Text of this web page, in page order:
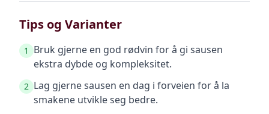
Tips og Varianter
1
Bruk gjerne en god rødvin for å gi sausen
ekstra dybde og kompleksitet.
2 Lag gjerne sausen en dag i forveien for å la
smakene utvikle seg bedre.